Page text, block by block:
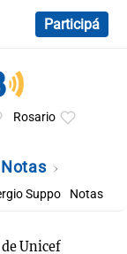
Participá
Rosario
Notas
Suppo Notas
Unicef